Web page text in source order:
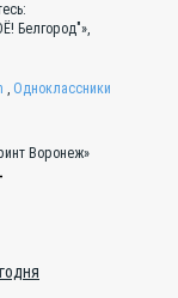
Белгород"»,
, Одноклассники
Воронеж»